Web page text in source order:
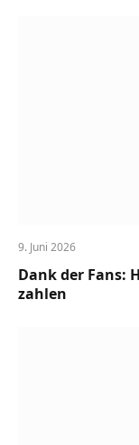
9. Juni 2026
Dank der Fans:
zahlen